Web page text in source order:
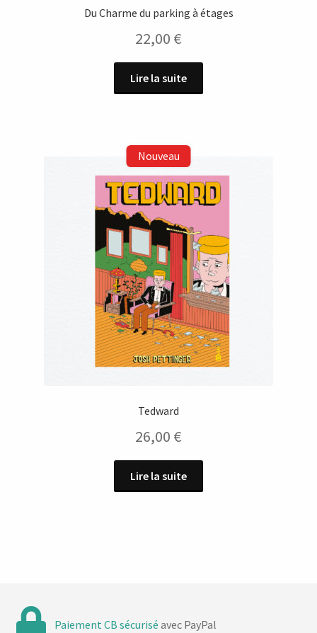
Du Charme du parking à étages
22,00 €
Lire la suite
Tedward
26,00 €
Lire la suite
Paiement CB sécurisé avec PayPal